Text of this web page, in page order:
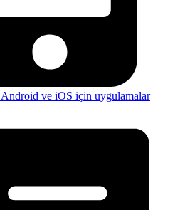
Android ve iOS için uygulamalar